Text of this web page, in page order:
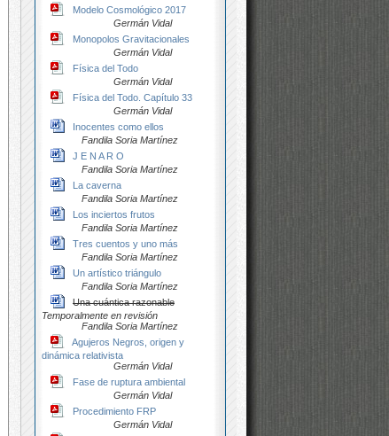
Modelo Cosmológico 2017
Germán Vidal
Monopolos Gravitacionales
Germán Vidal
Física del Todo
Germán Vidal
Física del Todo. Capítulo 33
Germán Vidal
Inocentes como ellos
Fandila Soria Martínez
J E N A R O
Fandila Soria Martínez
La caverna
Fandila Soria Martínez
Los inciertos frutos
Fandila Soria Martínez
Tres cuentos y uno más
Fandila Soria Martínez
Un artístico triángulo
Fandila Soria Martínez
Una cuántica razonable
Temporalmente en revisión
Fandila Soria Martínez
Agujeros Negros, origen y
dinámica relativista
Germán Vidal
Fase de ruptura ambiental
Germán Vidal
Procedimiento FRP
Germán Vidal